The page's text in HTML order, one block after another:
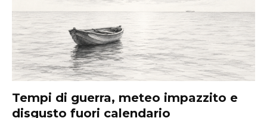
Tempi di guerra, meteo impazzito e
disgusto fuori calendario